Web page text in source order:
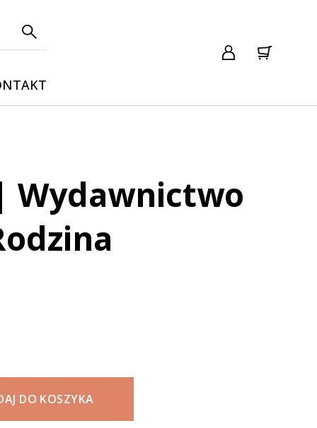
Wydawnictwo
DO KOSZYKA